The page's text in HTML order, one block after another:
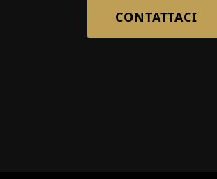
CONTATTACI